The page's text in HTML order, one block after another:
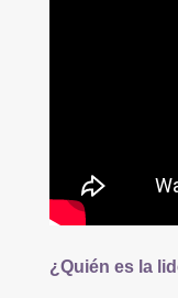
¿Quién es la